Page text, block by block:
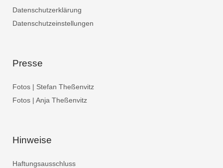
Datenschutzerklärung
Datenschutzeinstellungen
Presse
Fotos | Stefan Theßenvitz
Fotos | Anja Theßenvitz
Hinweise
Haftungsausschluss